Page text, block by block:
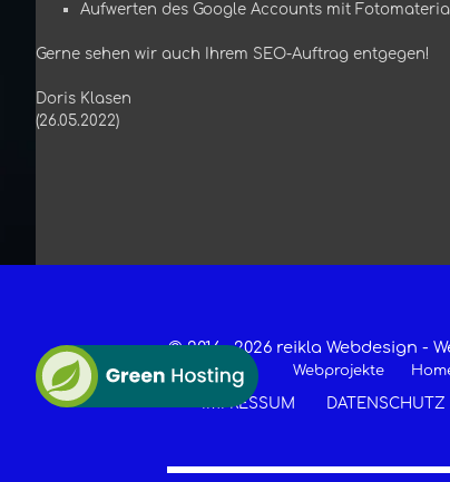
Aufwerten des Google Accounts mit
Gerne sehen wir auch Ihrem SEO-Auftrag entgegen!
Doris Klasen
(26.05.2022)
© 2016 -2026 reikla Webdesign -
Webprojekte
IMPRESSUM
DATENSCHUTZ